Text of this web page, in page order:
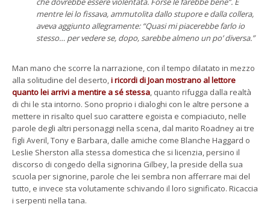
mentre lei lo fissava, ammutolita dallo stupore e dalla collera,
aveva aggiunto allegramente: “Quasi mi piacerebbe farlo io
stesso… per vedere se, dopo, sarebbe almeno un po’ diversa.”
Man mano che scorre la narrazione, con il tempo dilatato in mezzo
alla solitudine del deserto,i ricordi di Joan mostrano al lettore
quanto lei arrivi a mentire a sé stessa, quanto rifugga dalla realtà
di chi le sta intorno. Sono proprio i dialoghi con le altre persone a
mettere in risalto quel suo carattere egoista e compiaciuto, nelle
parole degli altri personaggi nella scena, dal marito Roadney ai tre
figli Averil, Tony e Barbara, dalle amiche come Blanche Haggard o
Leslie Sherston alla stessa domestica che si licenzia, persino il
discorso di congedo della signorina Gilbey, la preside della sua
scuola per signorine, parole che lei sembra non afferrare mai del
tutto, e invece sta volutamente schivando il loro significato. Ricaccia
i serpenti nella tana.